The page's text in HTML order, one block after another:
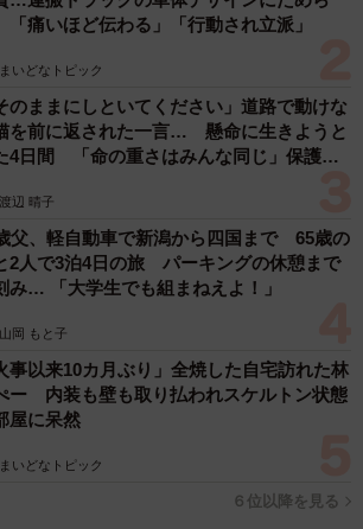
マ友グループに連絡し、よくみんなで
焼き屋に集まり、以前と変わらぬ楽し
うです。
ごめん！先約あってん！」ということ
が残念だったそうですが…。
る日。仕事の休憩時間にスマートフォ
の着信履歴が。（えっ、珍しい。B子
こそ2年ぶり。何かあった！？）といそ
。
りー元気やった？元気そうやな。まだ
な、かけ直すわ。いつがええ？夜？休
痛いほど伝わる」「行動され立派」
まいどなトピック
のままにしといてください」道路で動けな
を前に返された一言… 懸命に生きようと
4日間 「命の重さはみんな同じ」保護団
渡辺 晴子
父、軽自動車で新潟から四国まで 65歳の
2人で3泊4日の旅 パーキングの休憩まで
み… 「大学生でも組まねえよ！」
山岡 もと子
事以来10カ月ぶり」全焼した自宅訪れた林
ー 内装も壁も取り払われスケルトン状態
屋に呆然
まいどなトピック
６位以降を見る